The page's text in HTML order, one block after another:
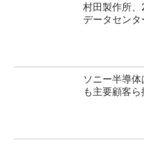
村田製作所
データセン
ソニー半導
も主要顧客ら